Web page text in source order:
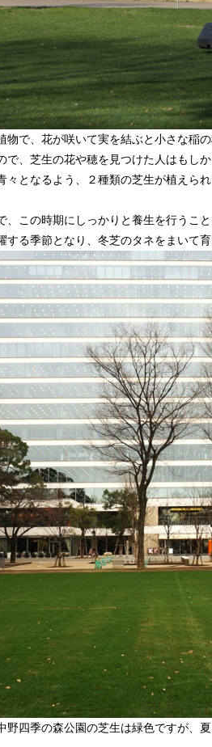
で、花が咲いて実を結ぶと小さな稲の
、芝生の花や穂を見つけた人はもし
々となるよう、２種類の芝生が植えら
この時期にしっかりと養生を行うこ
野四季の森公園の芝生は緑色ですが、